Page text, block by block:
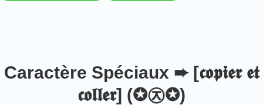
Caractère Spéciaux ➨ [𝖈𝖔𝖕𝖎𝖊𝖗 𝖊𝖙
𝖈𝖔𝖑𝖑𝖊𝖗] (✪㉨✪)